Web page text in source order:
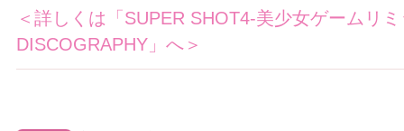
＜詳しくは「SUPER SHOT4-美少女ゲームリ
DISCOGRAPHY」へ＞